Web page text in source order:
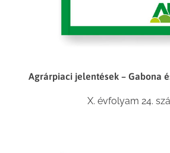
Agrárpiaci jelentések – Gabona
X. évfolyam 24.